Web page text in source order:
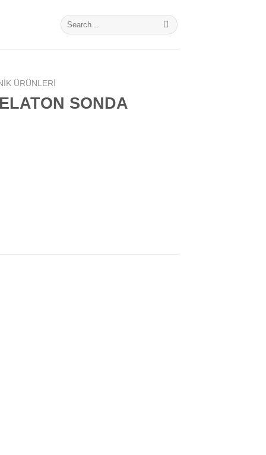
Search
for:
ÜRÜNLERI
SONDA